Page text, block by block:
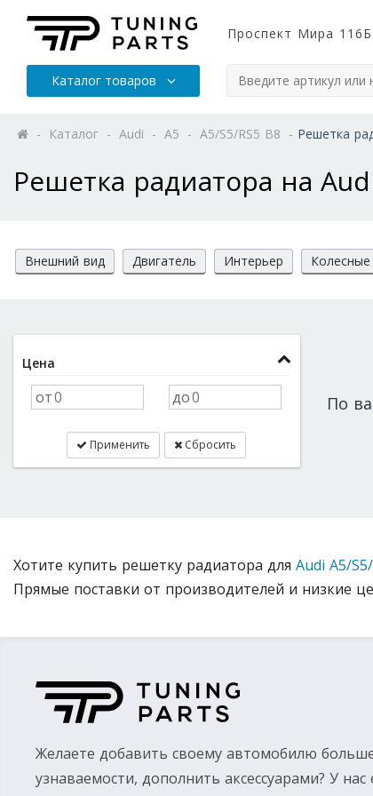
Проспект Мира 116Б
Каталог товаров
- Каталог - Audi - A5 - A5/S5/RS5 B8 - Решетка
Решетка радиатора на
Внешний вид Двигатель Интерьер Колесные
Цена
Применить Сбросить
По
Хотите купить решетку радиатора для Audi A5/
Прямые поставки от производителей и низкие
Желаете добавить своему автомобилю
узнаваемости, дополнить аксессуарами? У нас